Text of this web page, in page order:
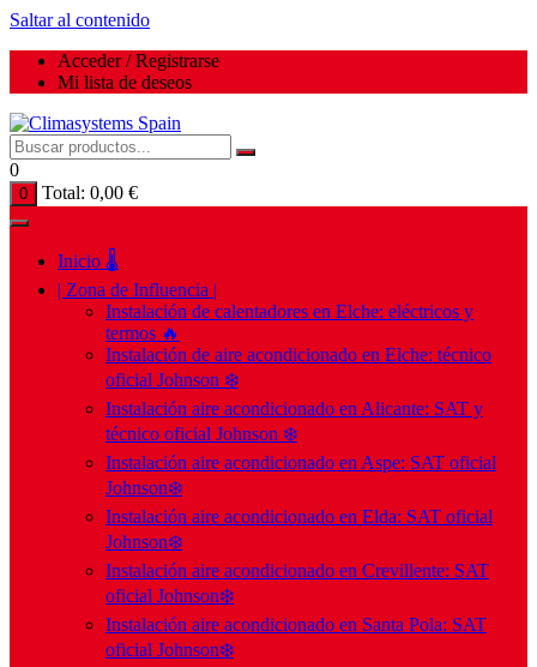
Saltar al contenido
Acceder / Registrarse
Mi lista de deseos
0
0 Total: 0,00 €
Inicio 🌡️
| Zona de Influencia |
Instalación de calentadores en Elche: eléctricos y
termos 🔥
Instalación de aire acondicionado en Elche: técnico
oficial Johnson ❄️
Instalación aire acondicionado en Alicante: SAT y
técnico oficial Johnson ❄️
Instalación aire acondicionado en Aspe: SAT oficial
Johnson❄️
Instalación aire acondicionado en Elda: SAT oficial
Johnson❄️
Instalación aire acondicionado en Crevillente: SAT
oficial Johnson❄️
Instalación aire acondicionado en Santa Pola: SAT
oficial Johnson❄️